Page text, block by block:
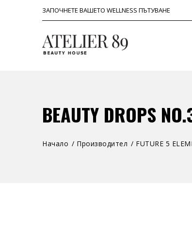
ЗАПОЧНЕТЕ ВАШЕТО WELLNESS ПЪТУВАНЕ
BEAUTY DROPS
Начало Производител FUTURE 5